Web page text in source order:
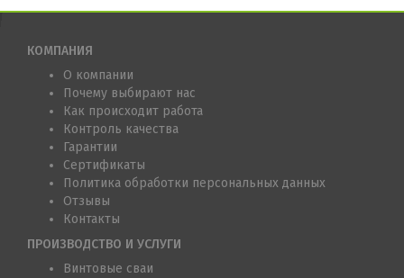
КОМПАНИЯ
О компании
Почему выбирают нас
Как происходит работа
Контроль качества
Гарантии
Сертификаты
Политика обработки персональных данных
Отзывы
Контакты
ПРОИЗВОДСТВО И УСЛУГИ
Винтовые сваи